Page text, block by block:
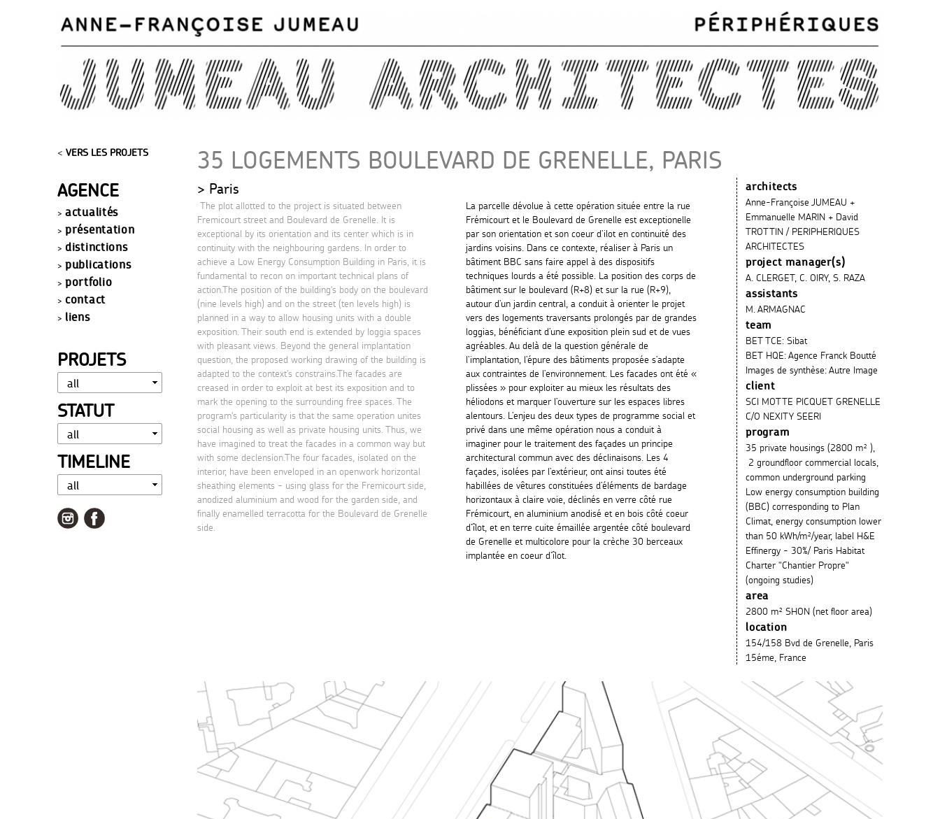
< VERS LES PROJETS
AGENCE
actualités
présentation
distinctions
publications
portfolio
contact
liens
PROJETS
STATUT
TIMELINE
35 LOGEMENTS BOULEVARD DE GRENELLE, PARIS
Paris
The plot allotted to the project is situated between
Fremicourt street and Boulevard de Grenelle. It is
exceptional by its orientation and its center which is in
continuity with the neighbouring gardens. In order to
achieve a Low Energy Consumption Building in Paris, it is
fundamental to recon on important technical plans of
action.The position of the building's body on the boulevard
(nine levels high) and on the street (ten levels high) is
planned in a way to allow housing units with a double
exposition. Their south end is extended by loggia spaces
with pleasant views. Beyond the general implantation
question, the proposed working drawing of the building is
adapted to the context's constrains.The facades are
creased in order to exploit at best its exposition and to
mark the opening to the surrounding free spaces. The
program's particularity is that the same operation unites
social housing as well as private housing units. Thus, we
have imagined to treat the facades in a common way but
with some declension.The four facades, isolated on the
interior, have been enveloped in an openwork horizontal
sheathing elements - using glass for the Fremicourt side,
anodized aluminium and wood for the garden side, and
finally enamelled terracotta for the Boulevard de Grenelle
side.
La parcelle dévolue à cette opération située entre la rue
Frémicourt et le Boulevard de Grenelle est exceptionelle
par son orientation et son coeur d’ilot en continuité des
jardins voisins. Dans ce contexte, réaliser à Paris un
bâtiment BBC sans faire appel à des dispositifs
techniques lourds a été possible. La position des corps de
bâtiment sur le boulevard (R+8) et sur la rue (R+9),
autour d’un jardin central, a conduit à orienter le projet
vers des logements traversants prolongés par de grandes
loggias, bénéficiant d’une exposition plein sud et de vues
agréables. Au delà de la question générale de
l’implantation, l’épure des bâtiments proposée s’adapte
aux contraintes de l’environnement. Les facades ont été «
plissées » pour exploiter au mieux les résultats des
héliodons et marquer l’ouverture sur les espaces libres
alentours. L’enjeu des deux types de programme social et
privé dans une même opération nous a conduit à
imaginer pour le traitement des façades un principe
architectural commun avec des déclinaisons. Les 4
façades, isolées par l’extérieur, ont ainsi toutes été
habillées de vêtures constituées d’éléments de bardage
horizontaux à claire voie, déclinés en verre côté rue
Frémicourt, en aluminium anodisé et en bois côté coeur
d’îlot, et en terre cuite émaillée argentée côté boulevard
de Grenelle et multicolore pour la crèche 30 berceaux
implantée en coeur d’îlot.
architects
Anne-Françoise JUMEAU +
Emmanuelle MARIN + David
TROTTIN / PERIPHERIQUES
ARCHITECTES
project manager(s)
A. CLERGET, C. OIRY, S. RAZA
assistants
M. ARMAGNAC
team
BET TCE: Sibat
BET HQE: Agence Franck Boutté
Images de synthèse: Autre Image
client
SCI MOTTE PICQUET GRENELLE
C/O NEXITY SEERI
program
35 private housings (2800 m² ),
2 groundfloor commercial locals,
common underground parking
Low energy consumption building
(BBC) corresponding to Plan
Climat, energy consumption lower
than 50 kWh/m²/year, label H&E
Effinergy - 30%/ Paris Habitat
Charter "Chantier Propre"
(ongoing studies)
area
2800 m² SHON (net floor area)
location
154/158 Bvd de Grenelle, Paris
15éme, France